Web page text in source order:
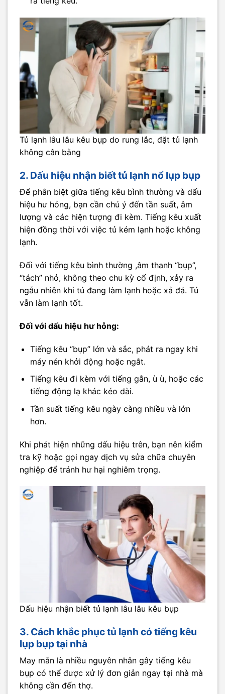
Tủ lạnh lâu lâu kêu bụp do rung lắc, đặt tủ lạnh
không cân bằng
2. Dấu hiệu nhận biết tủ lạnh nổ lụp bụp
Để phân biệt giữa tiếng kêu bình thường và dấu
hiệu hư hỏng, bạn cần chú ý đến tần suất, âm
lượng và các hiện tượng đi kèm. Tiếng kêu xuất
hiện đồng thời với việc tủ kém lạnh hoặc không
lạnh.
Đối với tiếng kêu bình thường ,âm thanh “bụp”,
“tách” nhỏ, không theo chu kỳ cố định, xảy ra
ngẫu nhiên khi tủ đang làm lạnh hoặc xả đá. Tủ
vẫn làm lạnh tốt.
Đối với dấu hiệu hư hỏng:
Tiếng kêu “bụp” lớn và sắc, phát ra ngay khi
máy nén khởi động hoặc ngắt.
Tiếng kêu đi kèm với tiếng gằn, ù ù, hoặc các
tiếng động lạ khác kéo dài.
Tần suất tiếng kêu ngày càng nhiều và lớn
hơn.
Khi phát hiện những dấu hiệu trên, bạn nên kiểm
tra kỹ hoặc gọi ngay dịch vụ sửa chữa chuyên
nghiệp để tránh hư hại nghiêm trọng.
Dấu hiệu nhận biết tủ lạnh lâu lâu kêu bụp
3. Cách khắc phục tủ lạnh có tiếng kêu
lụp bụp tại nhà
May mắn là nhiều nguyên nhân gây tiếng kêu
bụp có thể được xử lý đơn giản ngay tại nhà mà
không cần đến thợ.